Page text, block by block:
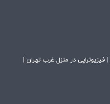
| فیزیوتراپی در منزل غرب تهران |